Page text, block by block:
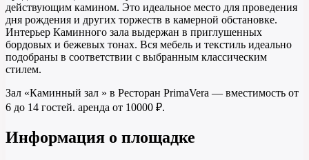
действующим камином. Это идеальное место для проведения
дня рождения и других торжеств в камерной обстановке.
Интерьер Каминного зала выдержан в приглушенных
бордовых и бежевых тонах. Вся мебель и текстиль идеально
подобраны в соответствии с выбранным классическим
стилем.
Зал «Каминный зал » в Ресторан PrimaVera — вместимость от
6 до 14 гостей. аренда от 10000 ₽.
Информация о площадке